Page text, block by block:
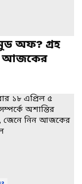
অফ? গ্রহ
আজকের